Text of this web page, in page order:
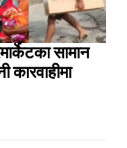
सामान
कारवाहीमा